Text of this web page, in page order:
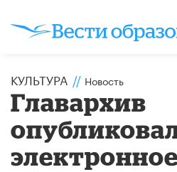
КУЛЬТУРА // Новость
Главархив